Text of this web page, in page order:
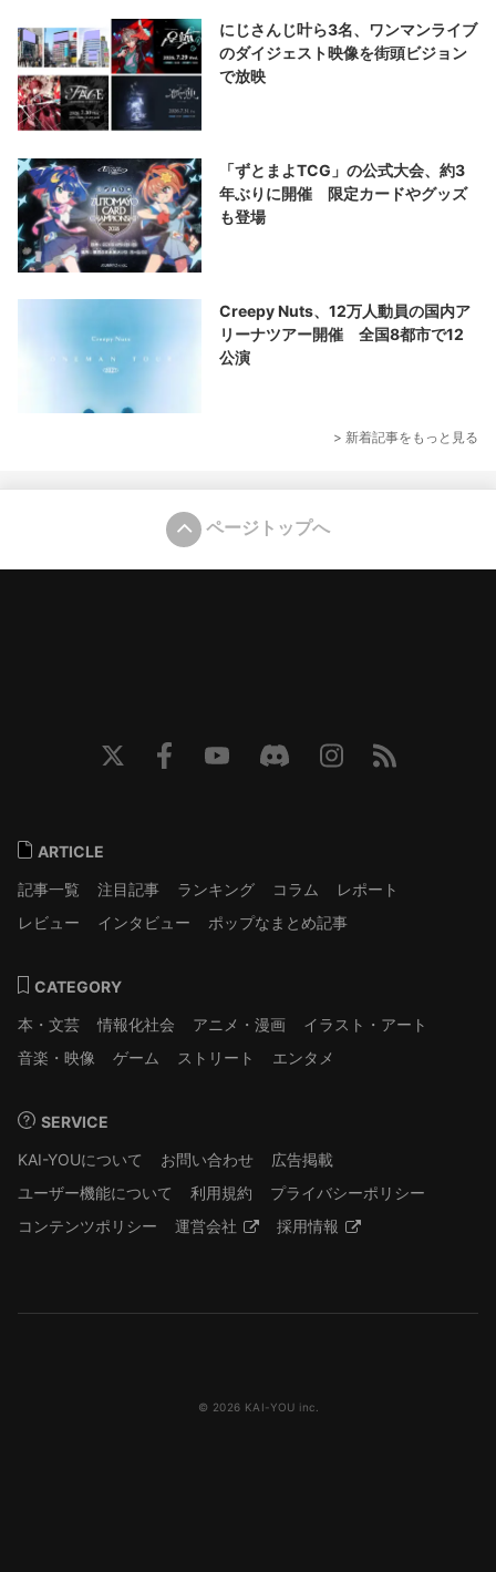
にじさんじ叶ら3名、ワンマンライブ
のダイジェスト映像を街頭ビジョン
で放映
「ずとまよTCG」の公式大会、約3
年ぶりに開催 限定カードやグッズ
も登場
Creepy Nuts、12万人動員の国内ア
リーナツアー開催 全国8都市で12
公演
> 新着記事をもっと見る
ページトップへ
ARTICLE
記事一覧
注目記事 ランキング コラム
レポート
レビュー
インタビュー ポップなまとめ記事
CATEGORY
本・文芸
情報化社会 アニメ・漫画
イラスト・アート
音楽・映像
ゲーム ストリート エンタメ
SERVICE
KAI-YOUについて
お問い合わせ
広告掲載
ユーザー機能について
利用規約
プライバシーポリシー
コンテンツポリシー
運営会社 採用情報
© 2026 KAI-YOU inc.